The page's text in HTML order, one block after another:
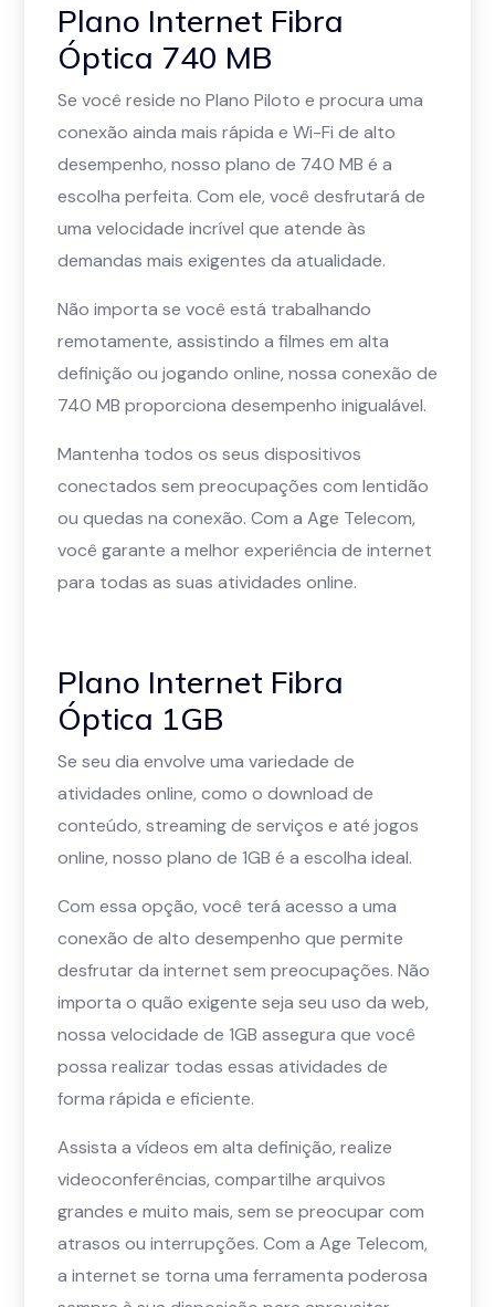
Plano Internet Fibra
Óptica 740 MB
Se você reside no Plano Piloto e procura uma
conexão ainda mais rápida e Wi-Fi de alto
desempenho, nosso plano de 740 MB é a
escolha perfeita. Com ele, você desfrutará de
uma velocidade incrível que atende às
demandas mais exigentes da atualidade.
Não importa se você está trabalhando
remotamente, assistindo a filmes em alta
definição ou jogando online, nossa conexão de
740 MB proporciona desempenho inigualável.
Mantenha todos os seus dispositivos
conectados sem preocupações com lentidão
ou quedas na conexão. Com a Age Telecom,
você garante a melhor experiência de internet
para todas as suas atividades online.
Plano Internet Fibra
Óptica 1GB
Se seu dia envolve uma variedade de
atividades online, como o download de
conteúdo, streaming de serviços e até jogos
online, nosso plano de 1GB é a escolha ideal.
Com essa opção, você terá acesso a uma
conexão de alto desempenho que permite
desfrutar da internet sem preocupações. Não
importa o quão exigente seja seu uso da web,
nossa velocidade de 1GB assegura que você
possa realizar todas essas atividades de
forma rápida e eficiente.
Assista a vídeos em alta definição, realize
videoconferências, compartilhe arquivos
grandes e muito mais, sem se preocupar com
atrasos ou interrupções. Com a Age Telecom,
a internet se torna uma ferramenta poderosa